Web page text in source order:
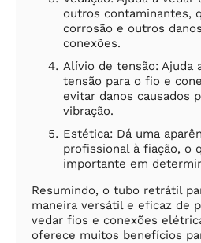
outros contaminantes,
corrosão e outros
conexões.
Alívio de tensão: Ajuda
tensão para o fio e
evitar danos causados
vibração.
Estética: Dá uma
profissional à fiação, o
importante em
Resumindo, o tubo retrátil
maneira versátil e eficaz de
vedar fios e conexões
oferece muitos benefícios